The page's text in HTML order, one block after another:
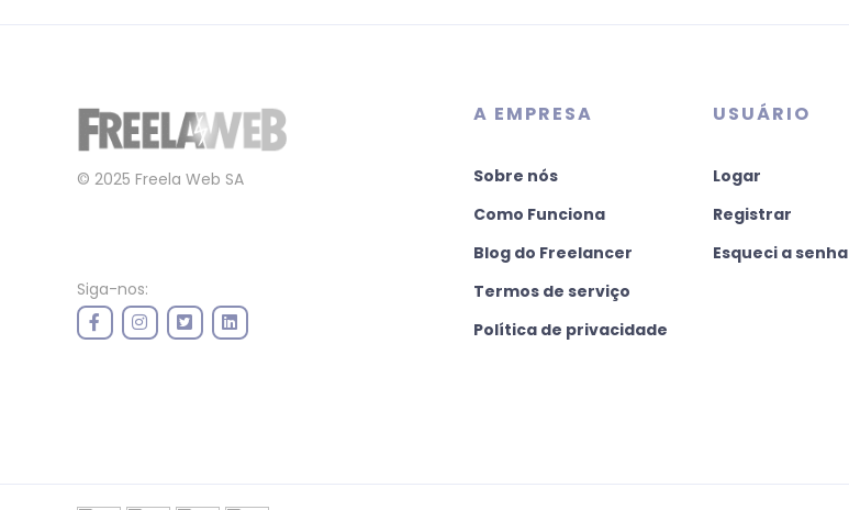
© 2025 Freela Web SA
Siga-nos:
A EMPRESA
Sobre nós
Como Funciona
Blog do Freelancer
Termos de serviço
Política de privacidade
USUÁRIO
Logar
Registrar
Esqueci a senha